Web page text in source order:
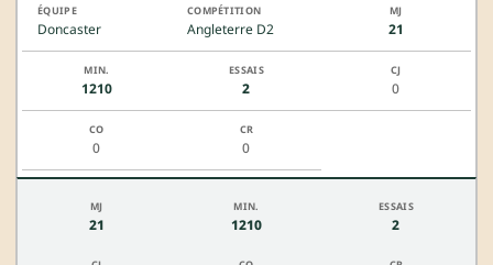
Doncaster Angleterre D2 21
1210 2 0
0 0
21 1210 2